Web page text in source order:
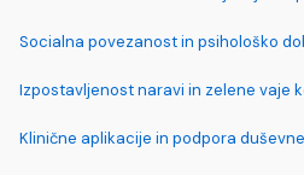
Socialna povezanost in psihološko
Izpostavljenost naravi in zelene vaje
Klinične aplikacije in podpora